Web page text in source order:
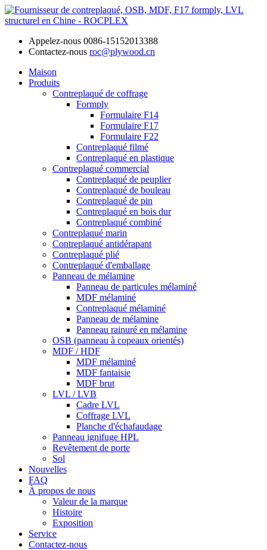
Appelez-nous 0086-15152013388
Contactez-nous roc@plywood.cn
Maison
Produits
Contreplaqué de coffrage
Formply
Formulaire F14
Formulaire F17
Formulaire F22
Contreplaqué filmé
Contreplaqué en plastique
Contreplaqué commercial
Contreplaqué de peuplier
Contreplaqué de bouleau
Contreplaqué de pin
Contreplaqué en bois dur
Contreplaqué combiné
Contreplaqué marin
Contreplaqué antidérapant
Contreplaqué plié
Contreplaqué d'emballage
Panneau de mélamine
Panneau de particules mélaminé
MDF mélaminé
Contreplaqué mélaminé
Panneau de mélamine
Panneau rainuré en mélamine
OSB (panneau à copeaux orientés)
MDF / HDF
MDF mélaminé
MDF fantaisie
MDF brut
LVL / LVB
Cadre LVL
Coffrage LVL
Planche d'échafaudage
Panneau ignifuge HPL
Revêtement de porte
Sol
Nouvelles
FAQ
À propos de nous
Valeur de la marque
Histoire
Exposition
Service
Contactez-nous